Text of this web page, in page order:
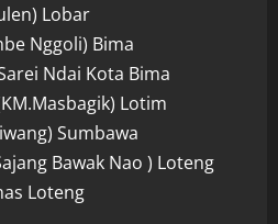
Lobar
Nggoli) Bima
Ndai Kota Bima
Lotim
Sumbawa
Bawak Nao ) Loteng
Loteng